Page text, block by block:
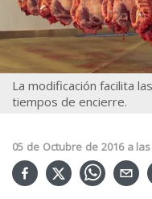
La modificación facilita
tiempos de encierre.
05 de Octubre de 2016 a las